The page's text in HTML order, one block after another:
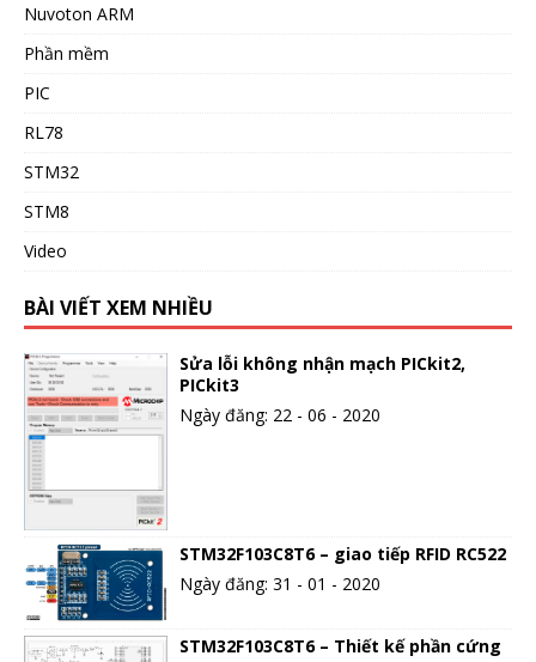
Nuvoton ARM
Phần mềm
PIC
RL78
STM32
STM8
Video
BÀI VIẾT XEM NHIỀU
Sửa lỗi không nhận mạch PICkit2,
PICkit3
Ngày đăng: 22 - 06 - 2020
STM32F103C8T6 – giao tiếp RFID RC522
Ngày đăng: 31 - 01 - 2020
STM32F103C8T6 – Thiết kế phần cứng